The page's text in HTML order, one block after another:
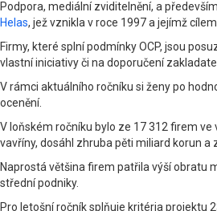
Podpora, mediální zviditelnění, a
Helas, jež vznikla v roce 1997 a jejímž
Firmy, které splní podmínky OCP, jsou
vlastní iniciativy či na doporučení
V rámci aktuálního ročníku si ženy po
ocenění.
V loňském ročníku bylo ze 17 312 firem
vavříny, dosáhl zhruba pěti miliard korun a
Naprostá většina firem patřila výší obratu
střední podniky.
Pro letošní ročník splňuje kritéria projektu